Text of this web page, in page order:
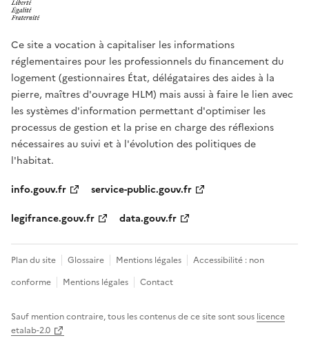
Ce site a vocation à capitaliser les informations
réglementaires pour les professionnels du financement du
logement (gestionnaires État, délégataires des aides à la
pierre, maîtres d'ouvrage HLM) mais aussi à faire le lien avec
les systèmes d'information permettant d'optimiser les
processus de gestion et la prise en charge des réflexions
nécessaires au suivi et à l'évolution des politiques de
l'habitat.
info.gouv.fr
service-public.gouv.fr
legifrance.gouv.fr
data.gouv.fr
Plan du site Glossaire Mentions légales
Accessibilité : non
conforme
Mentions légales Contact
Sauf mention contraire, tous les contenus de ce site sont sous licence
etalab-2.0